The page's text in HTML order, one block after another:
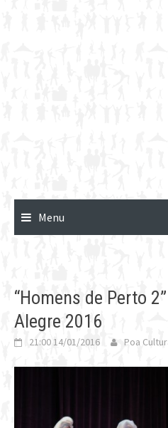
Menu
“Homens de Perto
Alegre 2016
21:00 14/01/2016 Poa